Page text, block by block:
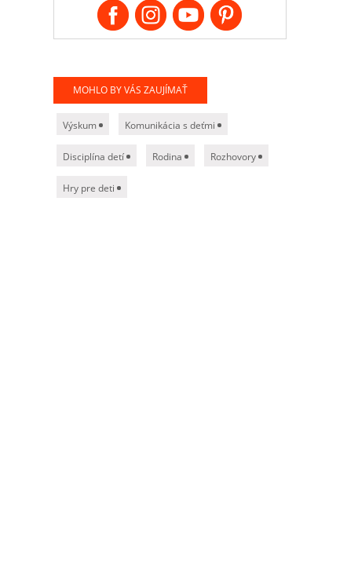
MOHLO BY VÁS ZAUJÍMAŤ
Výskum Komunikácia s deťmi
Disciplína detí Rodina Rozhovory
Hry pre deti